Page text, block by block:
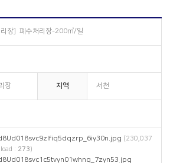
리장] 폐수처리장-200㎥/일
장 지역 서천
(230,037
: 273)